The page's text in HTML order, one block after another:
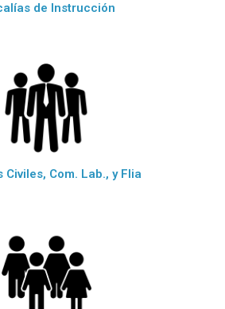
de Instrucción
Civiles, Com. Lab., y Flia